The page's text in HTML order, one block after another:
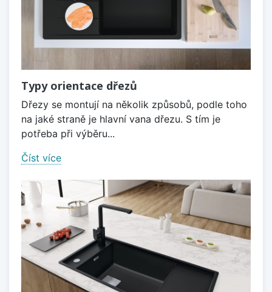
Typy orientace dřezů
Dřezy se montují na několik způsobů, podle toho
na jaké straně je hlavní vana dřezu. S tím je
potřeba při výběru...
Číst více